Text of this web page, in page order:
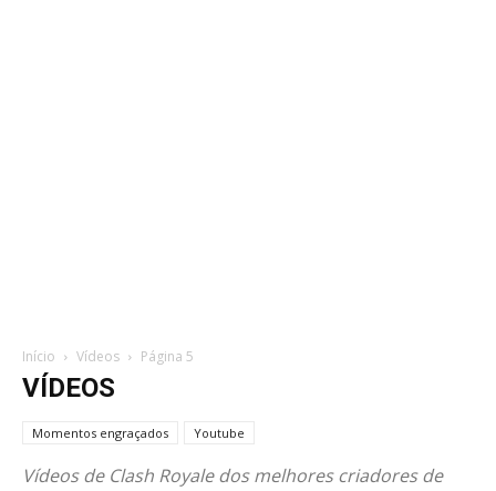
Início Vídeos Página 5
VÍDEOS
Momentos engraçados Youtube
Vídeos de Clash Royale dos melhores criadores de